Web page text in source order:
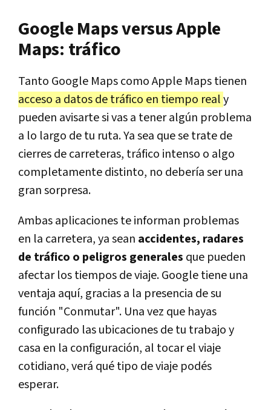
Google Maps versus Apple
Maps: tráfico
Tanto Google Maps como Apple Maps tienen
acceso a datos de tráfico en tiempo realy
pueden avisarte si vas a tener algún problema
a lo largo de tu ruta. Ya sea que se trate de
cierres de carreteras, tráfico intenso o algo
completamente distinto, no debería ser una
gran sorpresa.
Ambas aplicaciones te informan problemas
en la carretera, ya sean accidentes, radares
de tráfico o peligros generales que pueden
afectar los tiempos de viaje. Google tiene una
ventaja aquí, gracias a la presencia de su
función "Conmutar". Una vez que hayas
configurado las ubicaciones de tu trabajo y
casa en la configuración, al tocar el viaje
cotidiano, verá qué tipo de viaje podés
esperar.